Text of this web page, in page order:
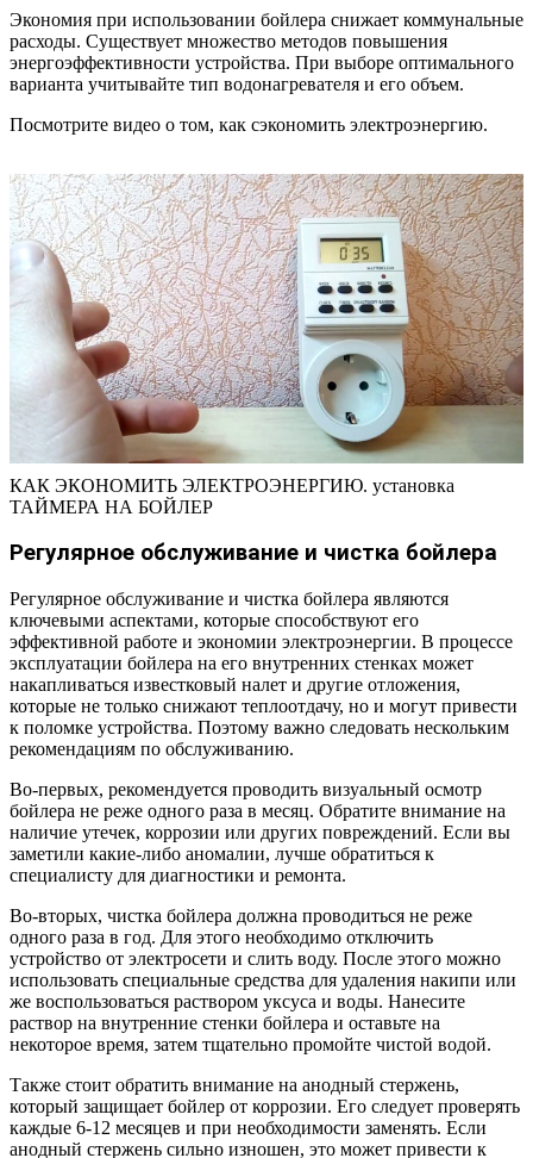
Экономия при использовании бойлера снижает коммунальные
расходы. Существует множество методов повышения
энергоэффективности устройства. При выборе оптимального
варианта учитывайте тип водонагревателя и его объем.
Посмотрите видео о том, как сэкономить электроэнергию.
КАК ЭКОНОМИТЬ ЭЛЕКТРОЭНЕРГИЮ. установка
ТАЙМЕРА НА БОЙЛЕР
Регулярное обслуживание и чистка бойлера
Регулярное обслуживание и чистка бойлера являются
ключевыми аспектами, которые способствуют его
эффективной работе и экономии электроэнергии. В процессе
эксплуатации бойлера на его внутренних стенках может
накапливаться известковый налет и другие отложения,
которые не только снижают теплоотдачу, но и могут привести
к поломке устройства. Поэтому важно следовать нескольким
рекомендациям по обслуживанию.
Во-первых, рекомендуется проводить визуальный осмотр
бойлера не реже одного раза в месяц. Обратите внимание на
наличие утечек, коррозии или других повреждений. Если вы
заметили какие-либо аномалии, лучше обратиться к
специалисту для диагностики и ремонта.
Во-вторых, чистка бойлера должна проводиться не реже
одного раза в год. Для этого необходимо отключить
устройство от электросети и слить воду. После этого можно
использовать специальные средства для удаления накипи или
же воспользоваться раствором уксуса и воды. Нанесите
раствор на внутренние стенки бойлера и оставьте на
некоторое время, затем тщательно промойте чистой водой.
Также стоит обратить внимание на анодный стержень,
который защищает бойлер от коррозии. Его следует проверять
каждые 6-12 месяцев и при необходимости заменять. Если
анодный стержень сильно изношен, это может привести к